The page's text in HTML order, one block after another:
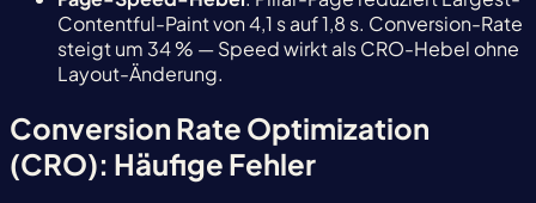
Contentful-Paint von 4,1 s auf 1,8 s. Conversion-Rate
steigt um 34 % — Speed wirkt als CRO-Hebel ohne
Layout-Änderung.
Conversion Rate Optimization
(CRO): Häufige Fehler